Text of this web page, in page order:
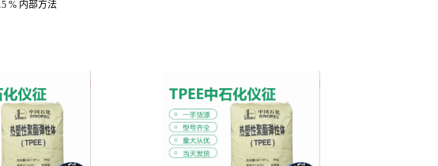
% 内部方法